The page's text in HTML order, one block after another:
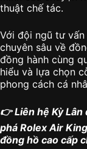
thuật chế tác.
Với đội ngũ tư
chuyên sâu về
đồng hành cùng
hiểu và lựa chọn
phong cách cá
👉 Liên hệ Kỳ
phá Rolex Air
đồng hồ cao cấp